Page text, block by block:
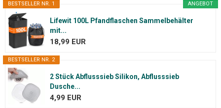
ANGEBOT
BESTSELLER NR. 1
Lifewit 100L Pfandflaschen Sammelbehälter
mit...
18,99 EUR
BESTSELLER NR. 2
2 Stück Abflusssieb Silikon, Abflusssieb
Dusche...
4,99 EUR